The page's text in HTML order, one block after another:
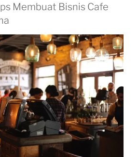
Membuat Bisnis Cafe